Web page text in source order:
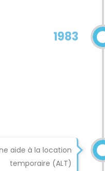
1983
aide à la location
temporaire (ALT)